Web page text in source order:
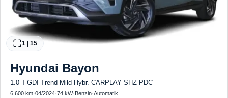
1 15
Hyundai Bayon
1.0 T-GDI Trend Mild-Hybr. CARPLAY SHZ PDC
6.600 km·04/2024·74 kW· Benzin·Automatik